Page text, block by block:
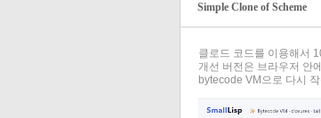
Simple Clone of Scheme
클로드 코드를 이용해서
개선 버전은 브라우저 안
bytecode VM으로 다시